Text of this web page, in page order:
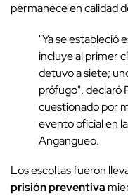
permanece en calidad
"Ya se estableció
incluye al primer
detuvo a siete;
prófugo", declaró
cuestionado por
evento oficial en
Angangueo.
Los escoltas fueron
prisión preventiva